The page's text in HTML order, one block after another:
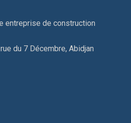
entreprise de construction
du 7 Décembre, Abidjan